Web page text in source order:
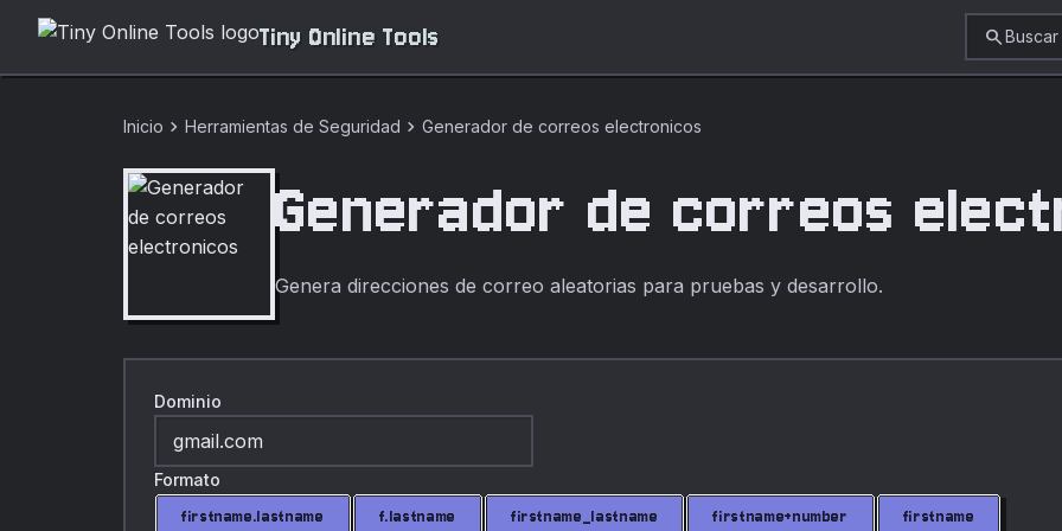
Tiny Online Tools search
Inicio chevron_right Herramientas de Seguridad chevron_right Generador de correos electronicos
Generador de correos
Genera direcciones de correo aleatorias para pruebas y desarrollo.
Dominio
Formato
firstname.lastname
f.lastname firstname_lastname firstname+number
firstname